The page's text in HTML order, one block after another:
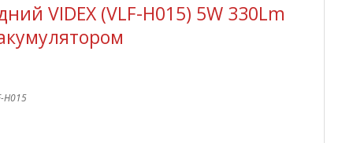
VIDEX (VLF-H015) 5W 330Lm
H015